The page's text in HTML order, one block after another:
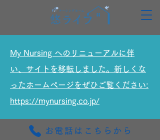
お電話はこちらから
My Nursing へのリニューアルに伴
い、サイトを移転しました。新しくな
ったホームページをぜひご覧ください:
https://mynursing.co.jp/